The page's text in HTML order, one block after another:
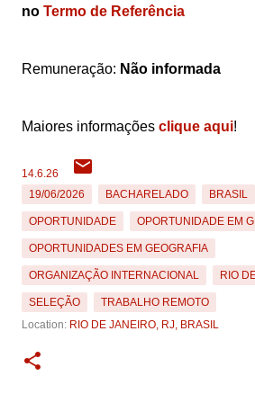
no Termo de Referência
Remuneração: Não informada
Maiores informações clique aqui!
14.6.26
19/06/2026
BACHARELADO BRASIL
OPORTUNIDADE OPORTUNIDADE EM
OPORTUNIDADES EM GEOGRAFIA
ORGANIZAÇÃO INTERNACIONAL RIO
SELEÇÃO
TRABALHO REMOTO
Location: RIO DE JANEIRO, RJ, BRASIL